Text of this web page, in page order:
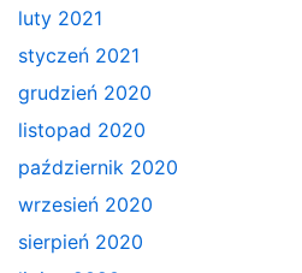
luty 2021
styczeń 2021
grudzień 2020
listopad 2020
październik 2020
wrzesień 2020
sierpień 2020